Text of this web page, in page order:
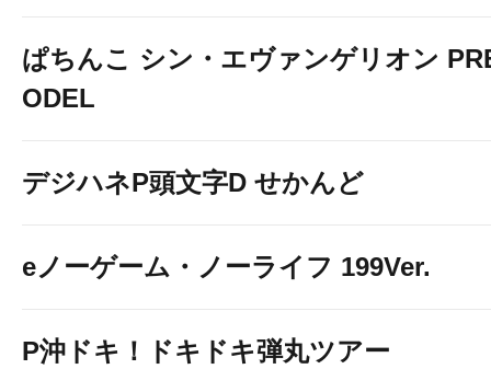
ぱちんこ シン・エヴァンゲリオン
ODEL
デジハネP頭文字D せかんど
eノーゲーム・ノーライフ 199Ver.
P沖ドキ！ドキドキ弾丸ツアー